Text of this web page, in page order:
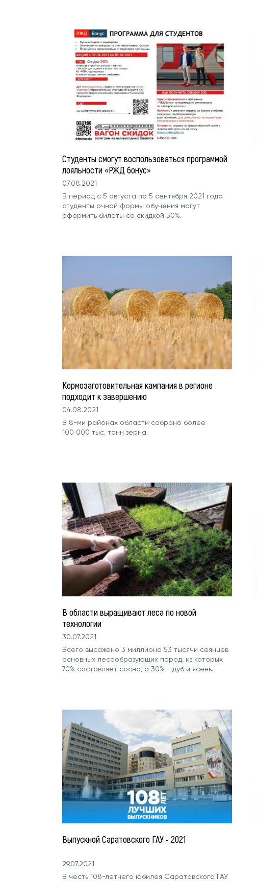
Студенты смогут воспользоваться программой
лояльности «РЖД бонус»
07.08.2021
В период с 5 августа по 5 сентября 2021 года
студенты очной формы обучения могут
оформить билеты со скидкой 50%.
Кормозаготовительная кампания в регионе
подходит к завершению
04.08.2021
В 8-ми районах области собрано более
100 000 тыс. тонн зерна.
В области выращивают леса по новой
технологии
30.07.2021
Всего высажено 3 миллиона 53 тысячи сеянцев
основных лесообразующих пород, из которых
70% составляет сосна, а 30% - дуб и ясень.
Выпускной Саратовского ГАУ - 2021
29.07.2021
В честь 108-летнего юбилея Саратовского ГАУ